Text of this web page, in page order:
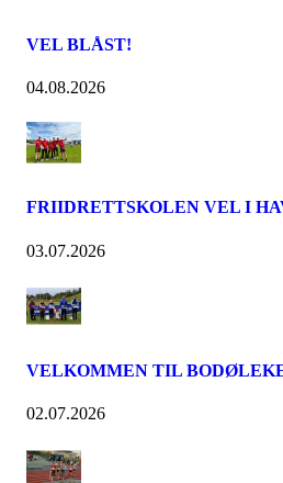
VEL BLÅST!
04.08.2026
FRIIDRETTSKOLEN VEL I
03.07.2026
VELKOMMEN TIL
02.07.2026